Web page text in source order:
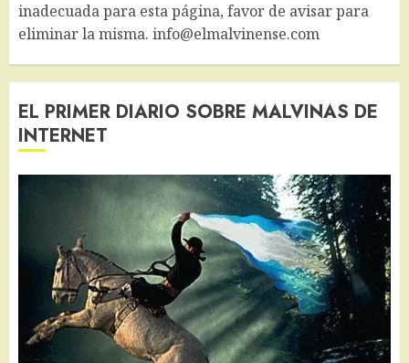
inadecuada para esta página, favor de avisar para
eliminar la misma. info@elmalvinense.com
EL PRIMER DIARIO SOBRE MALVINAS DE
INTERNET